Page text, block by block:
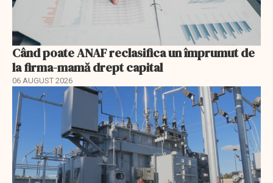
Când poate ANAF reclasifica un împrumut de
la firma-mamă drept capital
06 AUGUST 2026